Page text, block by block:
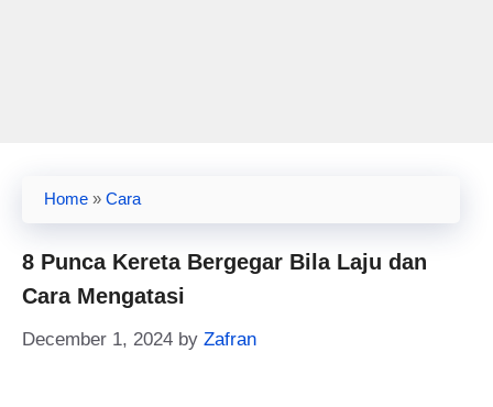
Home » Cara
8 Punca Kereta Bergegar Bila Laju dan
Cara Mengatasi
December 1, 2024 by Zafran